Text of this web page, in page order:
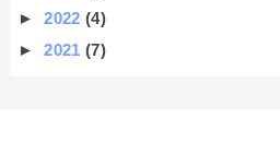
►2022 (4)
►2021 (7)